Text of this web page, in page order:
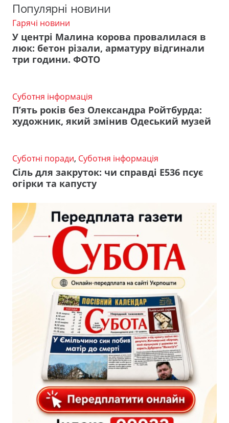
Популярні новини
Гарячі новини
У центрі Малина корова провалилася в
люк: бетон різали, арматуру відгинали
три години. ФОТО
Суботня інформація
П’ять років без Олександра Ройтбурда:
художник, який змінив Одеський музей
Суботні поради, Суботня інформація
Сіль для закруток: чи справді Е536 псує
огірки та капусту